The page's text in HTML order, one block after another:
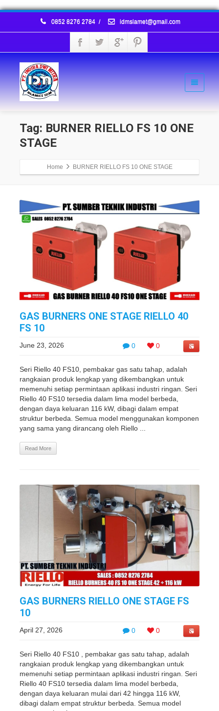
0852 8276 2784 / idmslamet@gmail.com
Tag: BURNER RIELLO FS 10 ONE
STAGE
Home BURNER RIELLO FS 10 ONE STAGE
GAS BURNERS ONE STAGE RIELLO 40
FS 10
0 0
June 23, 2026
Seri Riello 40 FS10, pembakar gas satu tahap, adalah
rangkaian produk lengkap yang dikembangkan untuk
memenuhi setiap permintaan aplikasi industri ringan. Seri
Riello 40 FS10 tersedia dalam lima model berbeda,
dengan daya keluaran 116 kW, dibagi dalam empat
struktur berbeda. Semua model menggunakan komponen
yang sama yang dirancang oleh Riello ...
Read More
GAS BURNERS RIELLO ONE STAGE FS
10
0 0
April 27, 2026
Seri Riello 40 FS10 , pembakar gas satu tahap, adalah
rangkaian produk lengkap yang dikembangkan untuk
memenuhi setiap permintaan aplikasi industri ringan. Seri
Riello 40 FS10 tersedia dalam lima model berbeda,
dengan daya keluaran mulai dari 42 hingga 116 kW,
dibagi dalam empat struktur berbeda. Semua model